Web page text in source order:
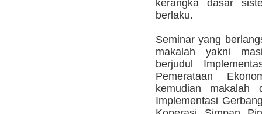
kerangka dasar
berlaku.
Seminar yang
makalah yakni
berjudul
Pemerataan
kemudian makalah
Implementasi